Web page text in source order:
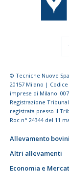
© Tecniche Nuove
20157 Milano |
imprese di Milano:
Registrazione
registrata presso il
Roc n° 24344 del 11
Allevamento bovini
Altri allevamenti
Economia e